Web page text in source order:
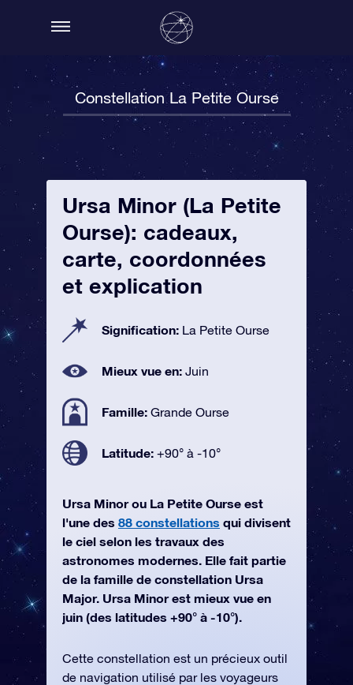
Constellation La Petite Ourse
Ursa Minor (La Petite
Ourse): cadeaux,
carte, coordonnées
et explication
Signification: La Petite Ourse
Mieux vue en: Juin
Famille: Grande Ourse
Latitude: +90° à -10°
Ursa Minor ou La Petite Ourse est
l'une des 88 constellations qui divisent
le ciel selon les travaux des
astronomes modernes. Elle fait partie
de la famille de constellation Ursa
Major. Ursa Minor est mieux vue en
juin (des latitudes +90° à -10°).
Cette constellation est un précieux outil
de navigation utilisé par les voyageurs